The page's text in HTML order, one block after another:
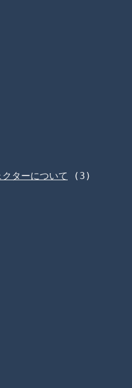
ターについて
(3)